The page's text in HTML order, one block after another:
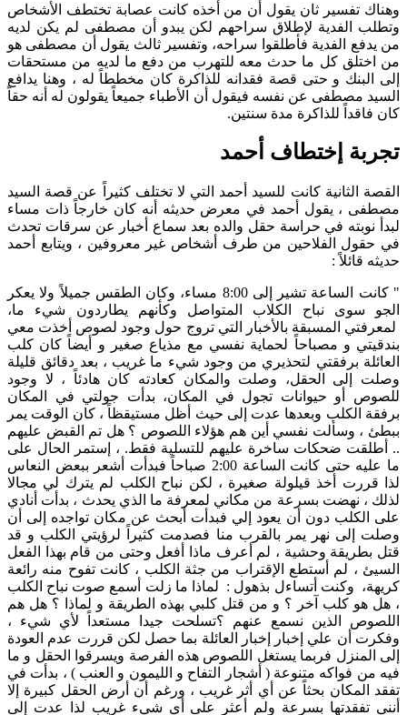
وهناك تفسير ثان يقول أن من أخذه كانت عصابة تختطف الأشخاص
وتطلب الفدية لإطلاق سراحهم لكن يبدو أن مصطفى لم يكن لديه
من يدفع الفدية فأطلقوا سراحه، وتفسير ثالث يقول أن مصطفى هو
من اختلق كل ما حدث معه للتهرب من دفع ما لديه من مستحقات
إلى البنك و حتى قصة فقدانه للذاكرة كان مخططاً له ، وهنا يدافع
السيد مصطفى عن نفسه فيقول أن الأطباء جميعاً يقولون له أنه حقاً
كان فاقداً للذاكرة مدة سنتين.
تجربة إختطاف أحمد
القصة الثانية كانت للسيد أحمد التي لا تختلف كثيراً عن قصة السيد
مصطفى ، يقول أحمد في معرض حديثه أنه كان خارجاً ذات مساء
لبدأ نوبته في حراسة حقل والده بعد سماع أخبار عن سرقات تحدث
في حقول الفلاحين من طرف أشخاص غير معروفين ، ويتابع أحمد
حديثه قائلاً :
" كانت الساعة تشير إلى 8:00 مساء، وكان الطقس جميلاً ولا يعكر
الجو سوى نباح الكلاب المتواصل وكأنهم يطاردون شيء ما،
لمعرفتي المسبقة بالأخبار التي تروج حول وجود لصوص أخذت معي
بندقيتي و مصباحاً لحماية نفسي مع مذياع صغير و أيضاً كان كلب
العائلة برفقتي لتحذيري من وجود شيء ما غريب ، بعد دقائق قليلة
وصلت إلى الحقل، وصلت والمكان كعادته كان هادئاً ، لا وجود
للصوص أو حيوانات تجول في المكان، بدأت جولتي في المكان
برفقة الكلب وبعدها عدت إلى حيث أظل مستيقظاً ، كان الوقت يمر
ببطئ ، وسألت نفسي أين هم هؤلاء اللصوص ؟ هل تم القبض عليهم
.. أطلقت ضحكات ساخرة عليهم للتسلية فقط. ، إستمر الحال على
ما عليه حتى كانت الساعة 2:00 صباحاً فبدأت أشعر ببعض النعاس
لذا قررت أخذ قيلولة صغيرة ، لكن نباح الكلب لم يترك لي مجالا
لذلك ، نهضت بسرعة من مكاني لمعرفة ما الذي يحدث ، بدأت أنادي
على الكلب دون أن يعود إلي فبدأت أبحث عن مكان تواجده إلى أن
وصلت إلى نهر يمر بالقرب منا فصدمت كثيراً لرؤيتي الكلب و قد
قتل بطريقة وحشية ، لم أعرف ماذا أفعل وحتى من قام بهذا الفعل
السيئ ، لم أستطع الإقتراب من جثة الكلب ، كانت تفوح منه رائعة
كريهة، وكنت أتساءل بذهول : لماذا ما زلت أسمع صوت نباح الكلب
، هل هو كلب آخر ؟ و من قتل كلبي بهذه الطريقة و لماذا ؟ هل هم
اللصوص الذين نسمع عنهم ؟تسلحت جيدا مستعداً لأي شيء ،
وفكرت أن علي إخبار إخبار العائلة بما حصل لكن قررت عدم العودة
إلى المنزل فربما يستغل اللصوص هذه الفرصة ويسرقوا الحقل و ما
فيه من فواكه متنوعة ( أشجار التفاح و الليمون و العنب ) ، بدأت في
تفقد المكان بحثاً عن أي أثر غريب ، ورغم أن أرض الحقل كبيرة إلا
أنني تفقدتها بسرعة ولم أعثر على أي شيء غريب لذا عدت إلى